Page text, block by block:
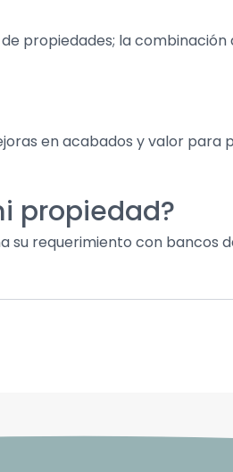
propiedades; la
en acabados y valor
propiedad?
requerimiento con bancos